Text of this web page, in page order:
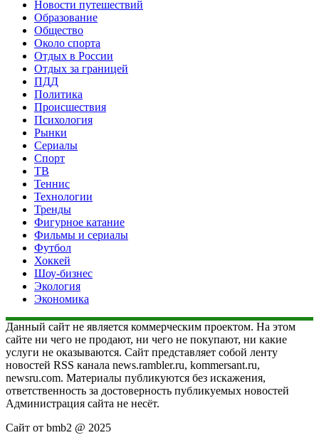
Новости путешествий
Образование
Общество
Около спорта
Отдых в России
Отдых за границей
ПДД
Политика
Происшествия
Психология
Рынки
Сериалы
Спорт
ТВ
Теннис
Технологии
Тренды
Фигурное катание
Фильмы и сериалы
Футбол
Хоккей
Шоу-бизнес
Экология
Экономика
Данный сайт не является коммерческим проектом. На этом
сайте ни чего не продают, ни чего не покупают, ни какие
услуги не оказываются. Сайт представляет собой ленту
новостей RSS канала news.rambler.ru, kommersant.ru,
newsru.com. Материалы публикуются без искажения,
ответственность за достоверность публикуемых новостей
Администрация сайта не несёт.
Сайт от bmb2 @ 2025